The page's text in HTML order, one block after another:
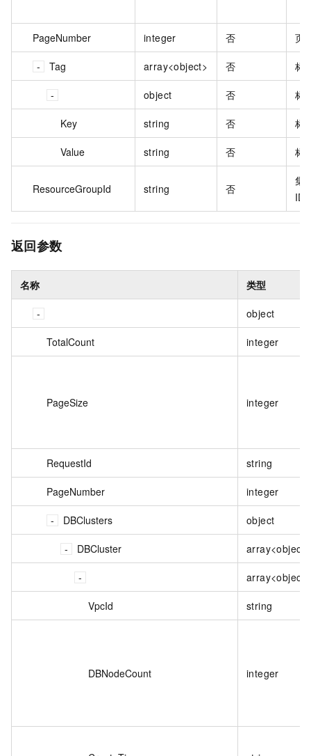
PageNumber integer 否 页
Tag array<object> 否 标
object 否 标
Key string 否 标
Value string 否 标
ResourceGroupId string 否
集
ID
返回参数
名称 类型
object
TotalCount integer
PageSize integer
RequestId string
PageNumber integer
DBClusters object
DBCluster array<object>
array<object>
VpcId string
DBNodeCount integer